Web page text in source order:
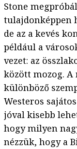
Stone
tulajdonképpen
de az a kevés
például a
vezet: az
között mozog. A
különböző
Westeros
jóval kisebb
hogy milyen
nézzük, hogy a